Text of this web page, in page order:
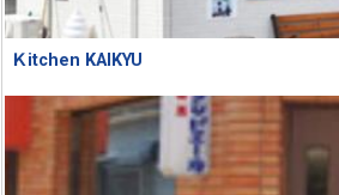
Ｋitchen KAIKYU